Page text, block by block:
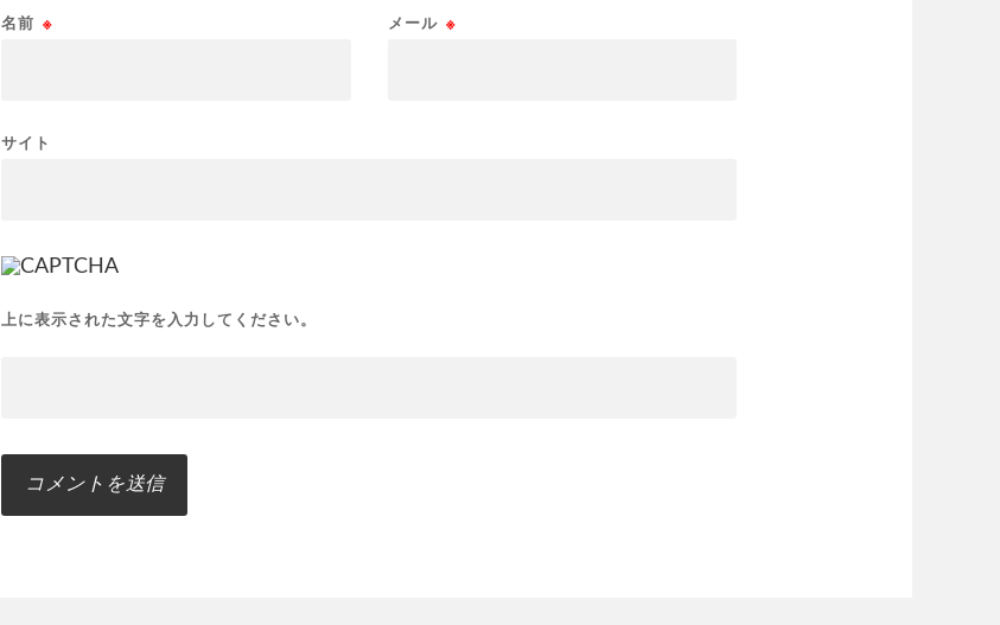
名前 ※ メール ※
サイト
上に表示された文字を入力してください。